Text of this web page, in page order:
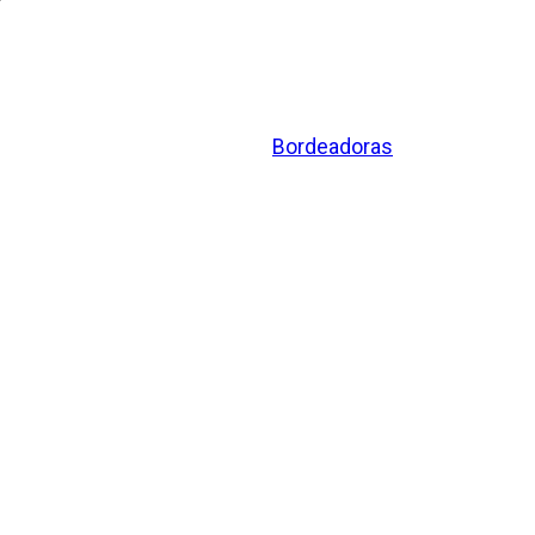
Bordeadoras